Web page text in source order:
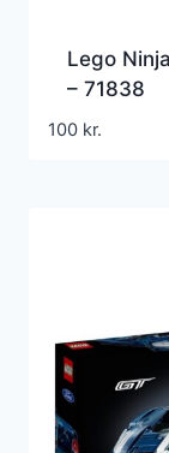
Lego
– 71838
100 kr.